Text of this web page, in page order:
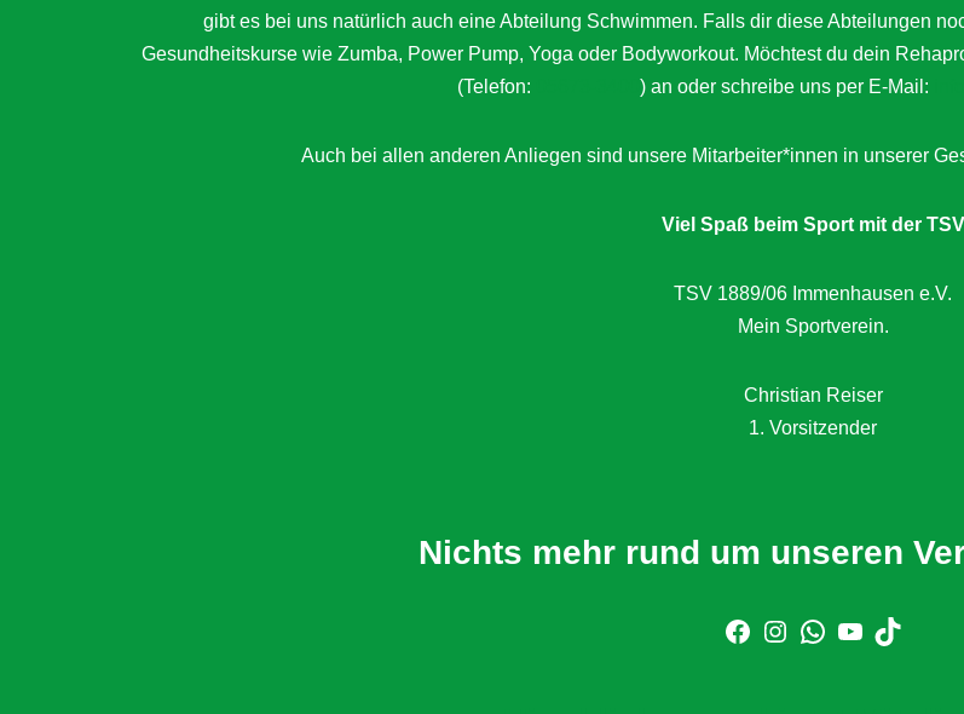
gibt es bei uns natürlich auch eine Abteilung Schwimmen. Falls dir diese Abteilungen
Gesundheitskurse wie Zumba, Power Pump, Yoga oder Bodyworkout. Möchtest du dein
(Telefon:
) an oder schreibe uns per E-Mail:
Auch bei allen anderen Anliegen sind unsere Mitarbeiter*innen in unserer
Viel Spaß beim Sport mit der TSV
TSV 1889/06 Immenhausen e.V.
Mein Sportverein.
Christian Reiser
1. Vorsitzender
Nichts mehr rund um unseren